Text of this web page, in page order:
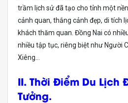
trầm lịch sử đã tạo cho tỉnh một
cảnh quan, thắng cảnh đẹp, di tích
khách thăm quan. Đồng Nai có
nhiều tập tục, riêng biệt như Người
Xiêng…
II. Thời Điểm Du Lịch
Tưởng.